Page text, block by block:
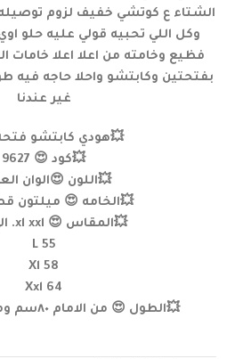
الشتاء ع كوتشي خفيف لزوم
وكل اللي تحبيه قولي عليه حلو
فظيع وخامته من اعلا اعلا خامات
بفتحتين وكابتشو واحلا حاجه فيه
غير عندنا
💥هودي كابتشو
💥كود 😍 9627
💥اللون 😍الوان
💥الخامه 😍 ميلتون
💥المقاس 😍 xl xxl. الى ١٣٠ك
L 55
Xl 58
Xxl 64
💥الطول 😍 من الامام ٨٠سم ومن الخلف ٩٠سم